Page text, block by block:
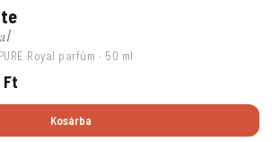
Royal parfüm · 50 ml
Ft
Kosárba